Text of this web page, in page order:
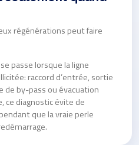
régénérations peut faire
passe lorsque la ligne
raccord d’entrée, sortie
by-pass ou évacuation
ce diagnostic évite de
que la vraie perle